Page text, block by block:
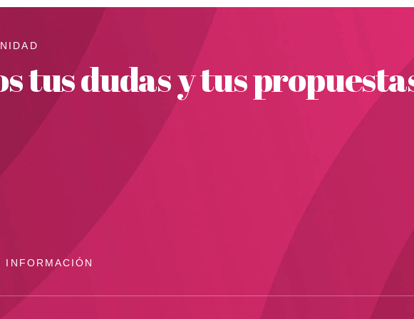
tus dudas y tus
INFORMACIÓN